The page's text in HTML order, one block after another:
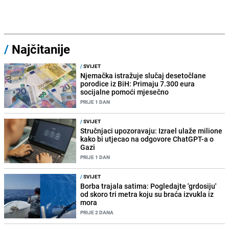
/ Najčitanije
/SVIJET
Njemačka istražuje slučaj desetočlane
porodice iz BiH: Primaju 7.300 eura
socijalne pomoći mjesečno
PRIJE 1 DAN
/SVIJET
Stručnjaci upozoravaju: Izrael ulaže milione
kako bi utjecao na odgovore ChatGPT-a o
Gazi
PRIJE 1 DAN
/SVIJET
Borba trajala satima: Pogledajte 'grdosiju'
od skoro tri metra koju su braća izvukla iz
mora
PRIJE 2 DANA